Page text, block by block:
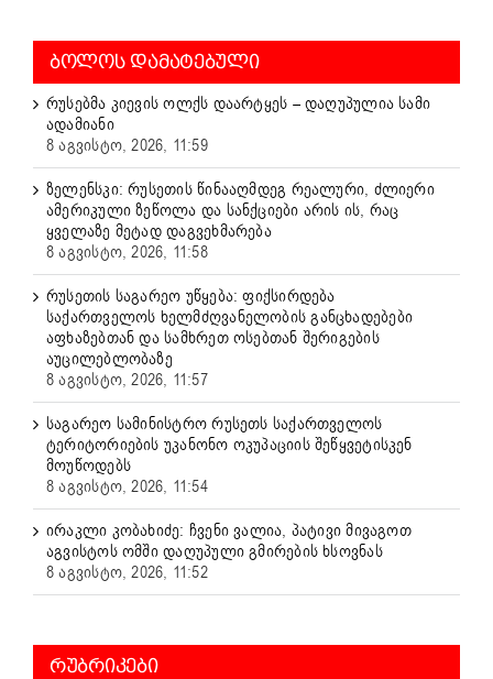
ᲑᲝᲚᲝᲡ ᲓᲐᲛᲐᲢᲔᲑᲣᲚᲘ
რუსებმა კიევის ოლქს დაარტყეს – დაღუპულია სამი
ადამიანი
8 აგვისტო, 2026, 11:59
ზელენსკი: რუსეთის წინააღმდეგ რეალური, ძლიერი
ამერიკული ზეწოლა და სანქციები არის ის, რაც
ყველაზე მეტად დაგვეხმარება
8 აგვისტო, 2026, 11:58
რუსეთის საგარეო უწყება: ფიქსირდება
საქართველოს ხელმძღვანელობის განცხადებები
აფხაზებთან და სამხრეთ ოსებთან შერიგების
აუცილებლობაზე
8 აგვისტო, 2026, 11:57
საგარეო სამინისტრო რუსეთს საქართველოს
ტერიტორიების უკანონო ოკუპაციის შეწყვეტისკენ
მოუწოდებს
8 აგვისტო, 2026, 11:54
ირაკლი კობახიძე: ჩვენი ვალია, პატივი მივაგოთ
აგვისტოს ომში დაღუპული გმირების ხსოვნას
8 აგვისტო, 2026, 11:52
ᲠᲣᲑᲠᲘᲙᲔᲑᲘ